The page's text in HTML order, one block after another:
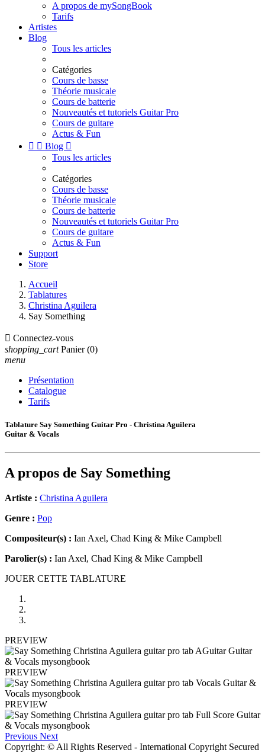
A propos de mySongBook
Tarifs
Artistes
Blog
Tous les articles
Catégories
Cours de basse
Théorie musicale
Cours de batterie
Nouveautés et tutoriels Guitar Pro
Cours de guitare
Actus & Fun
  Blog 
Tous les articles
Catégories
Cours de basse
Théorie musicale
Cours de batterie
Nouveautés et tutoriels Guitar Pro
Cours de guitare
Actus & Fun
Support
Store
Accueil
Tablatures
Christina Aguilera
Say Something
 Connectez-vous
shopping_cart Panier (0)
menu
Présentation
Catalogue
Tarifs
Tablature Say Something Guitar Pro - Christina Aguilera
Guitar & Vocals
A propos de Say Something
Artiste : Christina Aguilera
Genre : Pop
Compositeur(s) : Ian Axel, Chad King & Mike Campbell
Parolier(s) : Ian Axel, Chad King & Mike Campbell
JOUER CETTE TABLATURE
PREVIEW
PREVIEW
PREVIEW
Previous Next
Copyright: © All Rights Reserved - International Copyright Secured